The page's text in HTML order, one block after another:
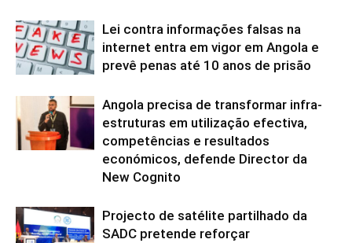
Lei contra informações falsas na
internet entra em vigor em Angola e
prevê penas até 10 anos de prisão
Angola precisa de transformar infra-
estruturas em utilização efectiva,
competências e resultados
económicos, defende Director da
New Cognito
Projecto de satélite partilhado da
SADC pretende reforçar